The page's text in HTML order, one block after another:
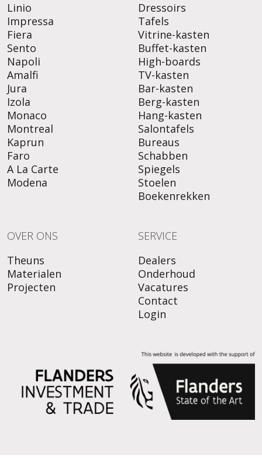
Linio
Impressa
Fiera
Sento
Napoli
Amalfi
Jura
Izola
Monaco
Montreal
Kaprun
Faro
A La Carte
Modena
Dressoirs
Tafels
Vitrine-kasten
Buffet-kasten
High-boards
TV-kasten
Bar-kasten
Berg-kasten
Hang-kasten
Salontafels
Bureaus
Schabben
Spiegels
Stoelen
Boekenrekken
OVER ONS
Theuns
Materialen
Projecten
SERVICE
Dealers
Onderhoud
Vacatures
Contact
Login